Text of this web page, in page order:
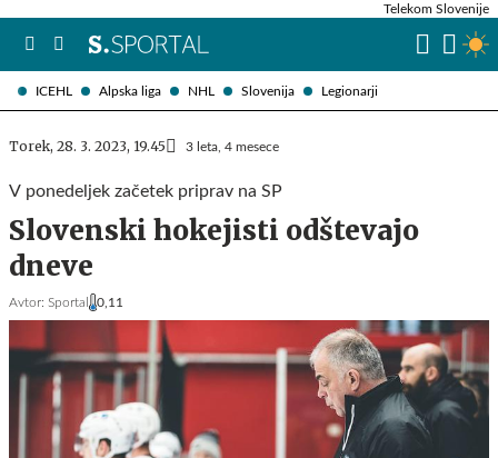
ICEHL Alpska liga NHL Slovenija Legionarji
Telekom Slovenije
Torek, 28. 3. 2023, 19.45 3 leta, 4 mesece
V ponedeljek začetek priprav na SP
Slovenski hokejisti odštevajo
dneve
Avtor: Sportal 0,11